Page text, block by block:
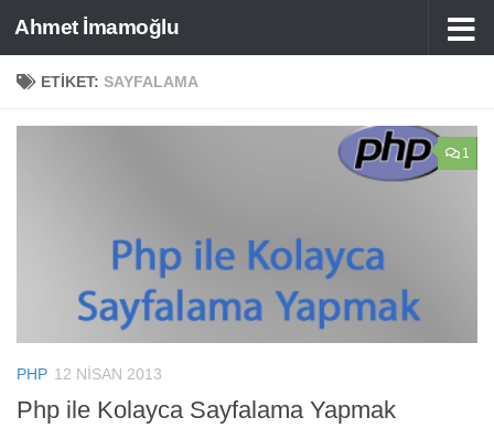
Skip to content
Ahmet İmamoğlu
ETIKET: SAYFALAMA
1
PHP 12 NISAN 2013
Php ile Kolayca Sayfalama Yapmak